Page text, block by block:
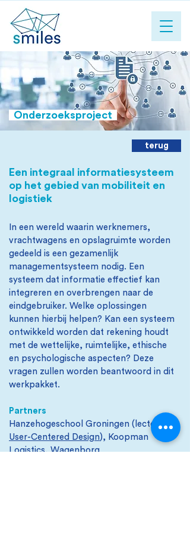
Onderzoeksproject
terug
Een integraal informatiesysteem
op het gebied van mobiliteit en
logistiek
In een wereld waarin werknemers,
vrachtwagens en opslagruimte worden
gedeeld is een gezamenlijk
managementsysteem nodig. Een
systeem dat informatie effectief kan
integreren en overbrengen naar de
eindgebruiker. Welke oplossingen
kunnen hierbij helpen? Kan een systeem
ontwikkeld worden dat rekening houdt
met de wettelijke, ruimtelijke, ethische
en psychologische aspecten? Deze
vragen zullen worden beantwoord in dit
werkpakket.
Partners
Hanzehogeschool Groningen (lectoraat
User-Centered Design), Koopman
Logistics, Wagenborg